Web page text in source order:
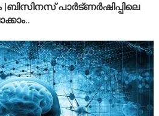
പാർട്ണർഷിപ്പിലെ